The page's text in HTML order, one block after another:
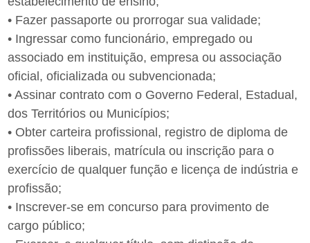
• Fazer passaporte ou prorrogar sua validade;
• Ingressar como funcionário, empregado ou
associado em instituição, empresa ou associação
oficial, oficializada ou subvencionada;
• Assinar contrato com o Governo Federal, Estadual,
dos Territórios ou Municípios;
• Obter carteira profissional, registro de diploma de
profissões liberais, matrícula ou inscrição para o
exercício de qualquer função e licença de indústria e
profissão;
• Inscrever-se em concurso para provimento de
cargo público;